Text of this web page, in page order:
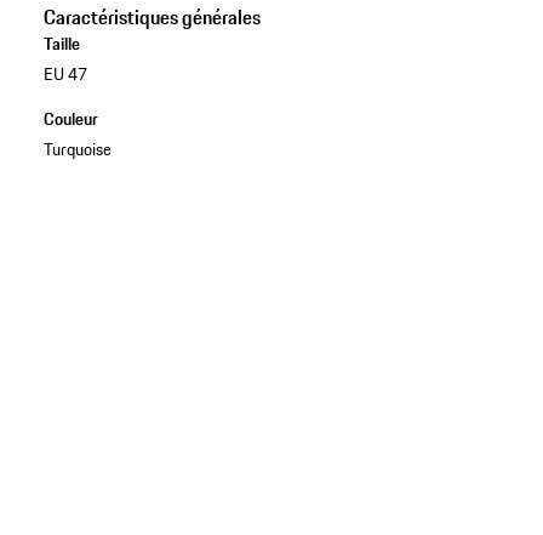
Caractéristiques générales
Taille
EU 47
Couleur
Turquoise